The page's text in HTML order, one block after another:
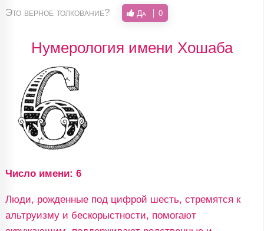
Это верное толкование? Да 0
Нумерология имени Хошаба
Число имени: 6
Люди, рожденные под цифрой шесть, стремятся к
альтруизму и бескорыстности, помогают